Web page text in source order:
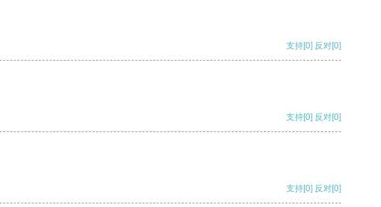
支持[0] 反对[0]
支持[0] 反对[0]
支持[0] 反对[0]